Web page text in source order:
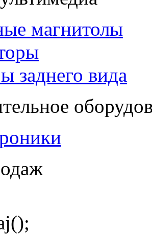
магнитолы
заднего вида